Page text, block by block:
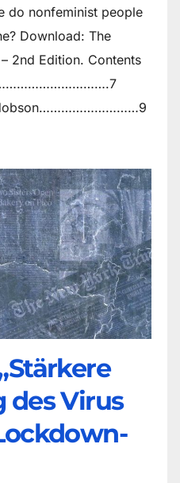
do non­feminist people
Download: The
2nd Edition. Contents
Hobson………………………9
Virus